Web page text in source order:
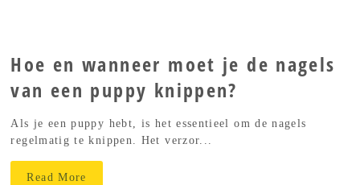
Hoe en wanneer moet je de nagels
van een puppy knippen?
Als je een puppy hebt, is het essentieel om de nagels
regelmatig te knippen. Het verzor...
Read More